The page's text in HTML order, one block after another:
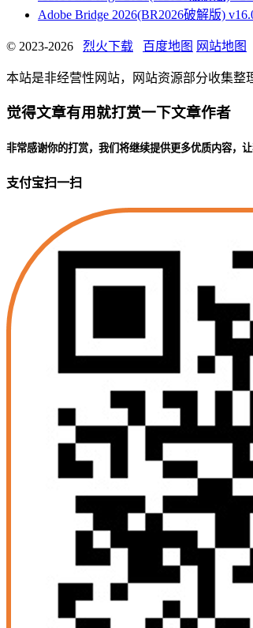
Adobe Bridge 2026(BR2026破解版)
© 2023-2026 烈火下载 百度地图 网站地图
本站是非经营性网站，网站资源部分收集整
觉得文章有用就打赏一下文章作者
非常感谢你的打赏，我们将继续提供更多优质内容，
支付宝扫一扫